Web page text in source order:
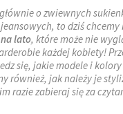
o zwiewnych
to dziś chcemy
lato, które może nie
każdej kobiety!
się, jakie modele i
również, jak należy je
razie zabieraj się za